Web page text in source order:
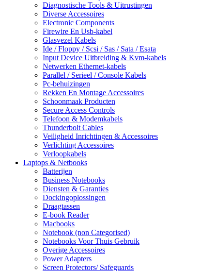
Diagnostische Tools & Uitrustingen
Diverse Accessoires
Electronic Components
Firewire En Usb-kabel
Glasvezel Kabels
Ide / Floppy / Scsi / Sas / Sata / Esata
Input Device Uitbreiding & Kvm-kabels
Netwerken Ethernet-kabels
Parallel / Serieel / Console Kabels
Pc-behuizingen
Rekken En Montage Accessoires
Schoonmaak Producten
Secure Access Controls
Telefoon & Modemkabels
Thunderbolt Cables
Veiligheid Inrichtingen & Accessoires
Verlichting Accessoires
Verloopkabels
Laptops & Netbooks
Batterijen
Business Notebooks
Diensten & Garanties
Dockingoplossingen
Draagtassen
E-book Reader
Macbooks
Notebook (non Categorised)
Notebooks Voor Thuis Gebruik
Overige Accessoires
Power Adapters
Screen Protectors/ Safeguards